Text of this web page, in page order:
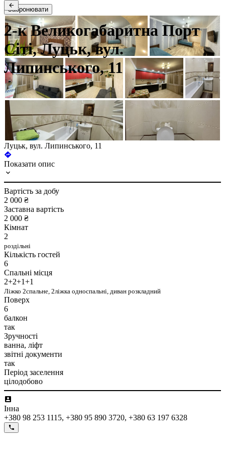
2-к Великогабаритна Порт
Сіті, Луцьк, вул.
Липинського, 11
Забронювати
Луцьк, вул. Липинського, 11
Показати опис
Вартість за добу
2 000 ₴
Заставна вартість
2 000 ₴
Кімнат
2
роздільні
Кількість гостей
6
Спальні місця
2+2+1+1
Ліжко 2спальне, 2ліжка односпальні, диван розкладний
Поверх
6
балкон
так
Зручності
ванна, ліфт
звітні документи
так
Період заселення
цілодобово
Інна
+380 98 253 1115, +380 95 890 3720, +380 63 197 6328